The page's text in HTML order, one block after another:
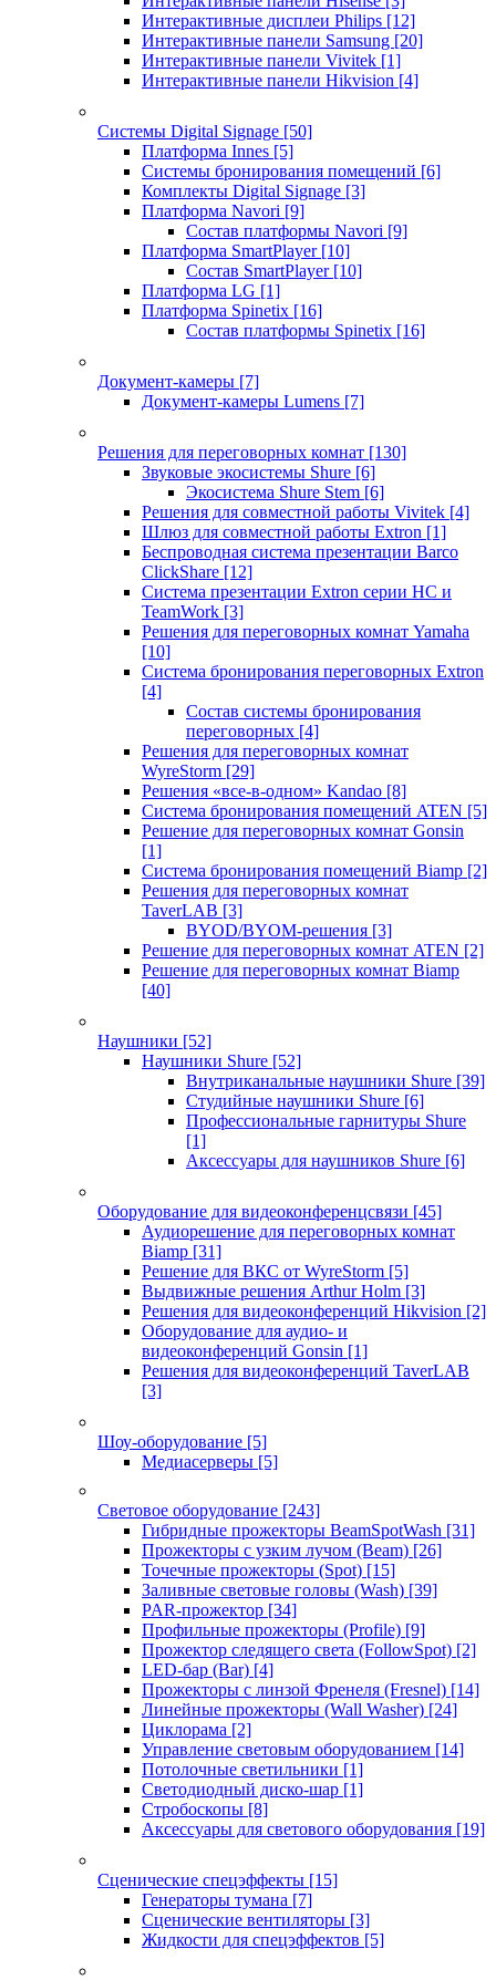
Интерактивные дисплеи Philips [12]
Интерактивные панели Samsung [20]
Интерактивные панели Vivitek [1]
Интерактивные панели Hikvision [4]
Системы Digital Signage [50]
Платформа Innes [5]
Системы бронирования помещений [6]
Комплекты Digital Signage [3]
Платформа Navori [9]
Состав платформы Navori [9]
Платформа SmartPlayer [10]
Состав SmartPlayer [10]
Платформа LG [1]
Платформа Spinetix [16]
Состав платформы Spinetix [16]
Документ-камеры [7]
Документ-камеры Lumens [7]
Решения для переговорных комнат [130]
Звуковые экосистемы Shure [6]
Экосистема Shure Stem [6]
Решения для совместной работы Vivitek [4]
Шлюз для совместной работы Extron [1]
Беспроводная система презентации Barco
ClickShare [12]
Система презентации Extron серии HC и
TeamWork [3]
Решения для переговорных комнат Yamaha
[10]
Система бронирования переговорных Extron
[4]
Состав системы бронирования
переговорных [4]
Решения для переговорных комнат
WyreStorm [29]
Решения «все-в-одном» Kandao [8]
Система бронирования помещений ATEN [5]
Решение для переговорных комнат Gonsin
[1]
Система бронирования помещений Biamp [2]
Решения для переговорных комнат
TaverLAB [3]
BYOD/BYOM-решения [3]
Решение для переговорных комнат ATEN [2]
Решение для переговорных комнат Biamp
[40]
Наушники [52]
Наушники Shure [52]
Внутриканальные наушники Shure [39]
Студийные наушники Shure [6]
Профессиональные гарнитуры Shure
[1]
Аксессуары для наушников Shure [6]
Оборудование для видеоконференцсвязи [45]
Аудиорешение для переговорных комнат
Biamp [31]
Решение для ВКС от WyreStorm [5]
Выдвижные решения Arthur Holm [3]
Решения для видеоконференций Hikvision [2]
Оборудование для аудио- и
видеоконференций Gonsin [1]
Решения для видеоконференций TaverLAB
[3]
Шоу-оборудование [5]
Медиасерверы [5]
Световое оборудование [243]
Гибридные прожекторы BeamSpotWash [31]
Прожекторы с узким лучом (Beam) [26]
Точечные прожекторы (Spot) [15]
Заливные световые головы (Wash) [39]
PAR-прожектор [34]
Профильные прожекторы (Profile) [9]
Прожектор следящего света (FollowSpot) [2]
LED-бар (Bar) [4]
Прожекторы с линзой Френеля (Fresnel) [14]
Линейные прожекторы (Wall Washer) [24]
Циклорама [2]
Управление световым оборудованием [14]
Потолочные светильники [1]
Светодиодный диско-шар [1]
Стробоскопы [8]
Аксессуары для светового оборудования [19]
Сценические спецэффекты [15]
Генераторы тумана [7]
Сценические вентиляторы [3]
Жидкости для спецэффектов [5]